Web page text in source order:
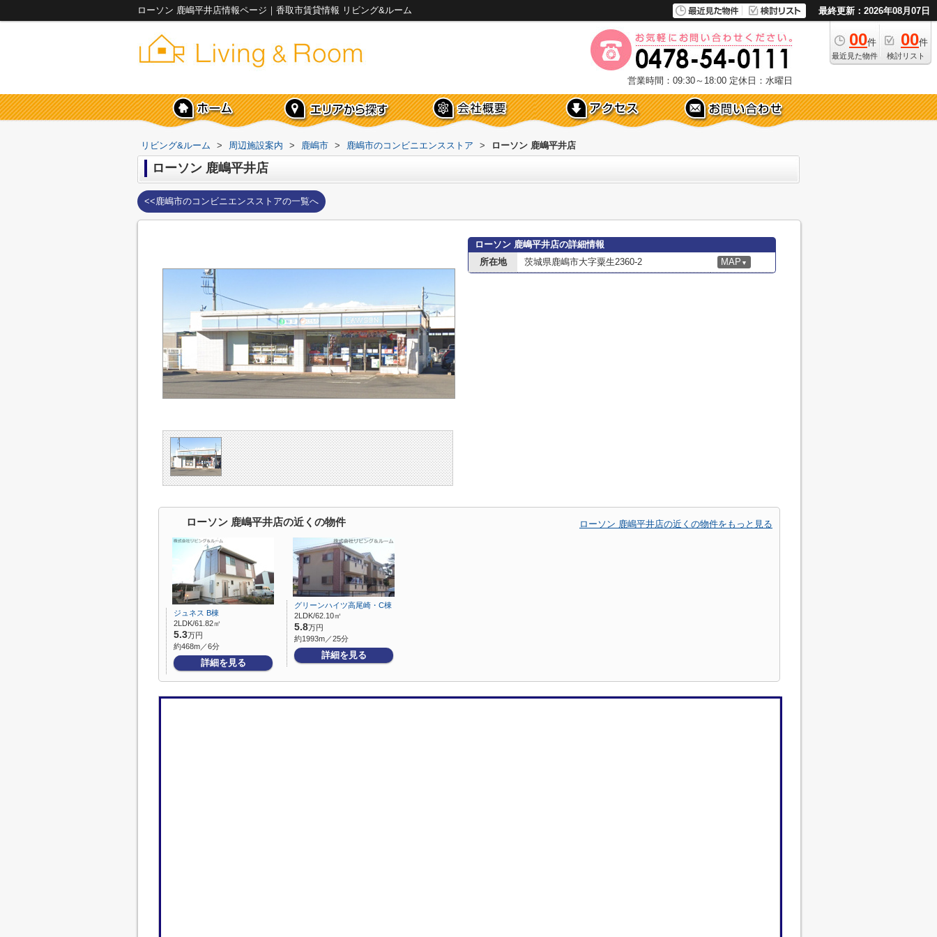
ローソン 鹿嶋平井店情報ページ｜香取市賃貸情報 リビング&ルーム 最終更新：2026年08月07日
00件
最近見た物件
00件
検討リスト
営業時間：09:30～18:00 定休日：水曜日
リビング&ルーム > 周辺施設案内 > 鹿嶋市 > 鹿嶋市のコンビニエンスストア > ローソン 鹿嶋平井店
ローソン 鹿嶋平井店
<<鹿嶋市のコンビニエンスストアの一覧へ
ローソン 鹿嶋平井店の詳細情報
所在地
茨城県鹿嶋市大字粟生2360-2 MAP ▼
ローソン 鹿嶋平井店の近くの物件 ローソン 鹿嶋平井店の近くの物件をもっと見る
ジュネス B棟
2LDK/61.82㎡
5.3万円
約468m／6分
詳細を見る
グリーンハイツ高尾崎・C棟
2LDK/62.10㎡
5.8万円
約1993m／25分
詳細を見る